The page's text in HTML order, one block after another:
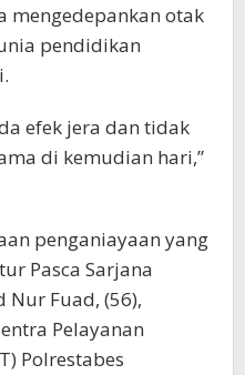
mengedepankan otak
pendidikan
efek jera dan tidak
di kemudian hari,”
penganiayaan yang
Pasca Sarjana
Nur Fuad, (56),
Pelayanan
Polrestabes